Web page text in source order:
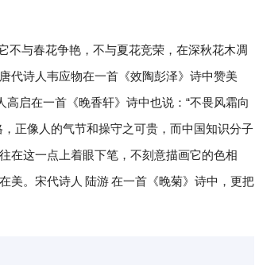
不与春花争艳，不与夏花竞荣，在深秋花木凋
代诗人韦应物在一首《效陶彭泽》诗中赞美
高启在一首《晚香轩》诗中也说：“不畏风霜向
正像人的气节和操守之可贵，而中国知识分子
在这一点上着眼下笔，不刻意描画它的色相
美。宋代诗人 陆游在一首《晚菊》诗中，更把